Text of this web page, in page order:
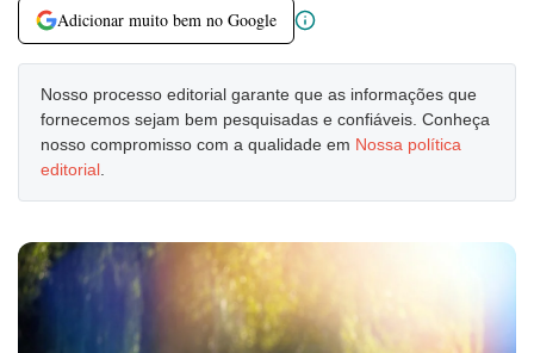
Adicionar muito bem no Google
Nosso processo editorial garante que as informações que
fornecemos sejam bem pesquisadas e confiáveis. Conheça
nosso compromisso com a qualidade em Nossa política
editorial